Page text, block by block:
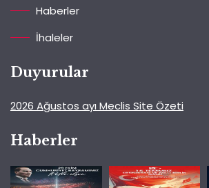
Haberler
İhaleler
Duyurular
2026 Ağustos ayı Meclis Site Özeti
Haberler